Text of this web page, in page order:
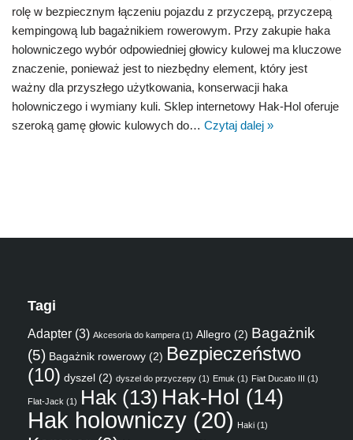
rolę w bezpiecznym łączeniu pojazdu z przyczepą, przyczepą
kempingową lub bagażnikiem rowerowym. Przy zakupie haka
holowniczego wybór odpowiedniej głowicy kulowej ma kluczowe
znaczenie, ponieważ jest to niezbędny element, który jest
ważny dla przyszłego użytkowania, konserwacji haka
holowniczego i wymiany kuli. Sklep internetowy Hak-Hol oferuje
szeroką gamę głowic kulowych do… Czytaj dalej »
Tagi
Adapter (3) Akcesoria do kampera (1) Allegro (2) Bagażnik
(5) Bagażnik rowerowy (2) Bezpieczeństwo
(10) dyszel (2) dyszel do przyczepy (1) Emuk (1) Fiat Ducato III (1)
Flat-Jack (1) Hak (13) Hak-Hol (14)
Hak holowniczy (20) Haki (1)